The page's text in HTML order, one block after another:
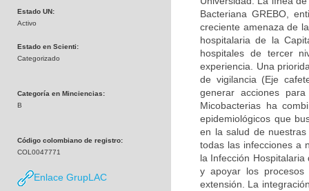
Estado UN:
Activo
Estado en Scienti:
Categorizado
Categoría en Minciencias:
B
Código colombiano de registro:
COL0047771
Enlace GrupLAC
Bacteriana GREBO,
creciente amenaza de
hospitalaria de la
hospitales de tercer
experiencia. Una
de vigilancia (Eje
generar acciones
Micobacterias ha
epidemiológicos que
en la salud de
todas las infecciones a
la Infección
y apoyar los
extensión. La